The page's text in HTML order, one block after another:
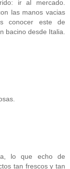
ir al mercado.
las manos vacias
conocer este de
bacino desde Italia.
lo que echo de
tan frescos y tan